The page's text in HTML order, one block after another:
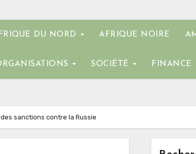
DU NORD AFRIQUE NOIRE
SOCIÉTÉ FINANCE
sanctions contre la Russie